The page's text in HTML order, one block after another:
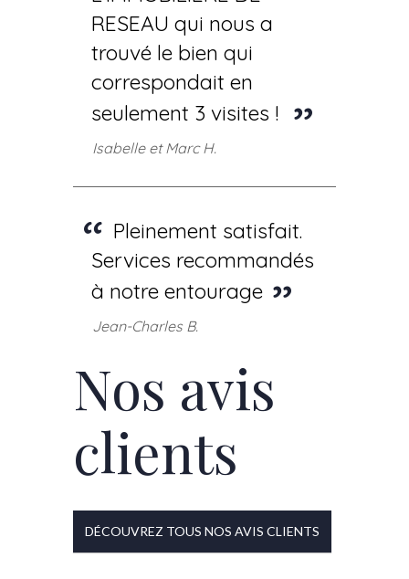
RESEAU qui nous a
trouvé le bien qui
correspondait en
seulement 3 visites !
Isabelle et Marc H.
Pleinement satisfait.
Services recommandés
à notre entourage
Jean-Charles B.
Nos avis
clients
DÉCOUVREZ TOUS NOS AVIS CLIENTS